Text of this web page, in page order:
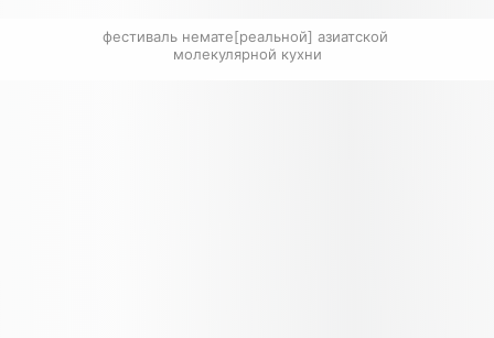
фестиваль немате[реальной] азиатской
молекулярной кухни